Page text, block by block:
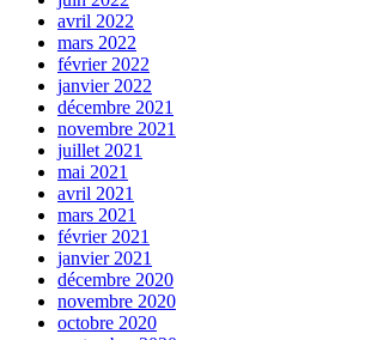
avril 2022
mars 2022
février 2022
janvier 2022
décembre 2021
novembre 2021
juillet 2021
mai 2021
avril 2021
mars 2021
février 2021
janvier 2021
décembre 2020
novembre 2020
octobre 2020